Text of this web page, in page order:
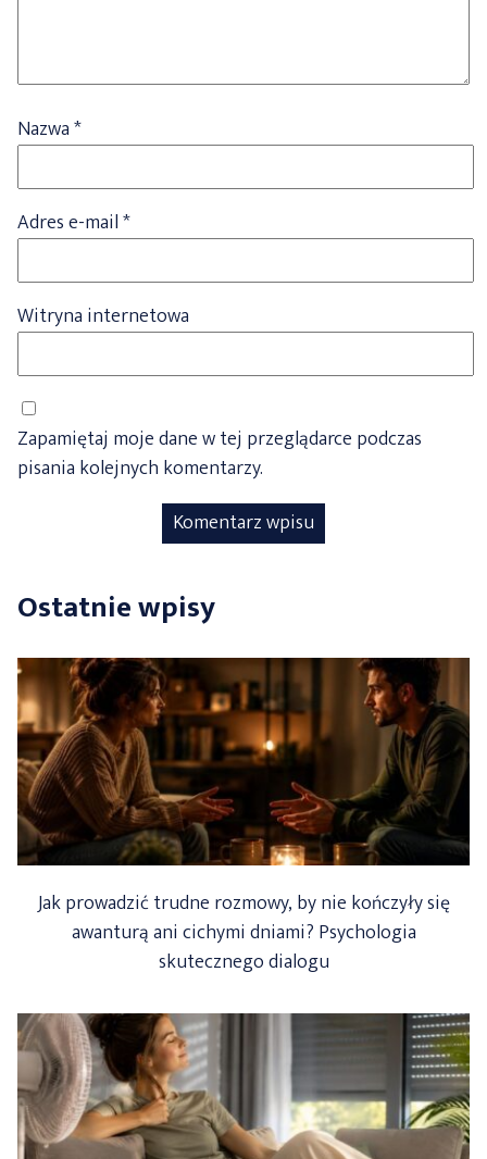
Nazwa*
Adres e-mail*
Witryna internetowa
Zapamiętaj moje dane w tej przeglądarce podczas
pisania kolejnych komentarzy.
Ostatnie wpisy
Jak prowadzić trudne rozmowy, by nie kończyły się
awanturą ani cichymi dniami? Psychologia
skutecznego dialogu